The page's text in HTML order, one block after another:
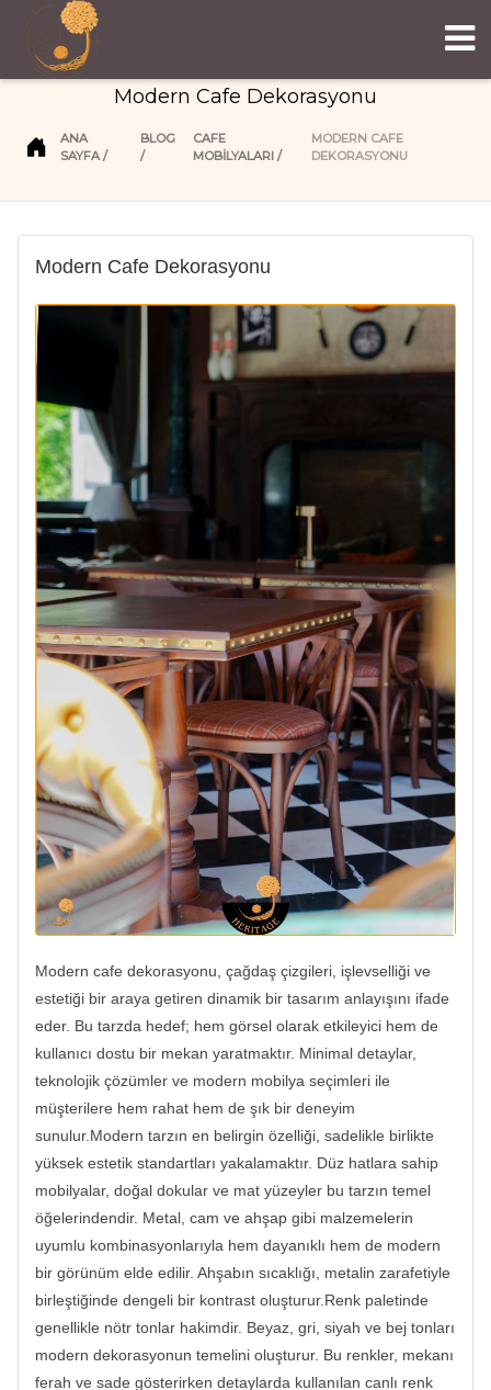
Modern Cafe Dekorasyonu
ANA
SAYFA
BLOG
CAFE
MOBİLYALARI
MODERN CAFE
DEKORASYONU
Modern Cafe Dekorasyonu
Modern cafe dekorasyonu, çağdaş çizgileri, işlevselliği ve
estetiği bir araya getiren dinamik bir tasarım anlayışını ifade
eder. Bu tarzda hedef; hem görsel olarak etkileyici hem de
kullanıcı dostu bir mekan yaratmaktır. Minimal detaylar,
teknolojik çözümler ve modern mobilya seçimleri ile
müşterilere hem rahat hem de şık bir deneyim
sunulur.Modern tarzın en belirgin özelliği, sadelikle birlikte
yüksek estetik standartları yakalamaktır. Düz hatlara sahip
mobilyalar, doğal dokular ve mat yüzeyler bu tarzın temel
öğelerindendir. Metal, cam ve ahşap gibi malzemelerin
uyumlu kombinasyonlarıyla hem dayanıklı hem de modern
bir görünüm elde edilir. Ahşabın sıcaklığı, metalin zarafetiyle
birleştiğinde dengeli bir kontrast oluşturur.Renk paletinde
genellikle nötr tonlar hakimdir. Beyaz, gri, siyah ve bej tonları
modern dekorasyonun temelini oluşturur. Bu renkler, mekanı
ferah ve sade gösterirken detaylarda kullanılan canlı renk